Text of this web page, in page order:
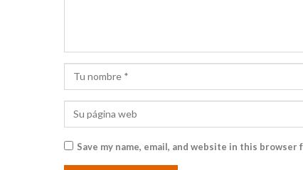
Save my name, email, and website in this